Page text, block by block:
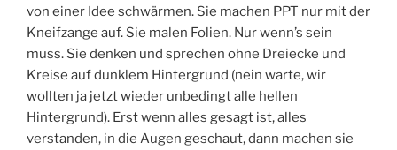
von einer Idee schwärmen. Sie machen PPT nur mit der
Kneifzange auf. Sie malen Folien. Nur wenn’s sein
muss. Sie denken und sprechen ohne Dreiecke und
Kreise auf dunklem Hintergrund (nein warte, wir
wollten ja jetzt wieder unbedingt alle hellen
Hintergrund). Erst wenn alles gesagt ist, alles
verstanden, in die Augen geschaut, dann machen sie